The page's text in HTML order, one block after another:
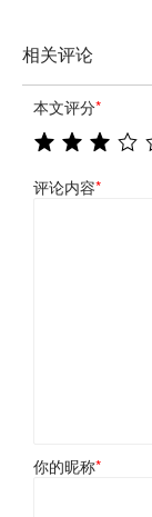
相关评论
本文评分*
评论内容*
你的昵称*